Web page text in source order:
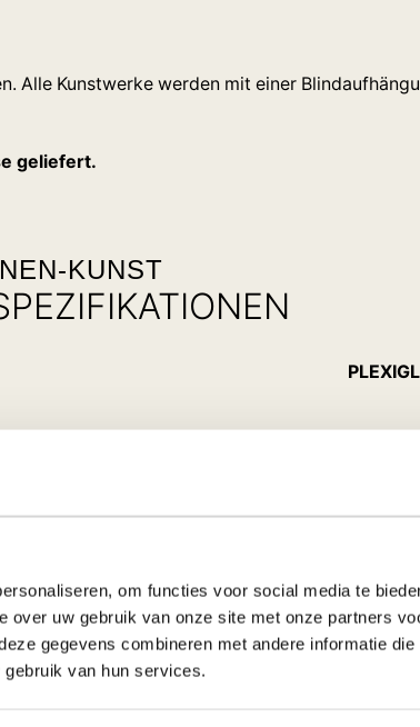
om functies voor social media te
over uw gebruik van onze site met onze partners
gegevens combineren met andere informatie die
van hun services.
Alle Kunstwerke werden mit einer
geliefert.
KUNST
Das Foto wird auf Fuji-Fotopapier
hochglänzendem Plexiglas veredelt.
Vielfaches intensiver, was dem Bild eine
dicke Plexiglasplatte mit dem Foto ist mit
überzogen. Zum Abschluss wird das
mit einem starken 1,5 cm dicken
Kunstwerk einen schwebenden Effekt.
ist, ist es von der Seite nicht sichtbar.
zusätzliche Stabilität und verhindert,